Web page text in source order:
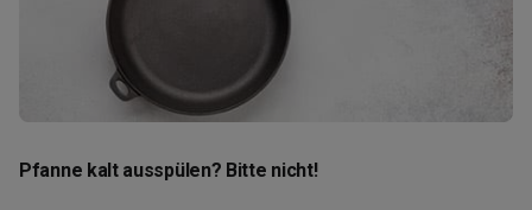
Pfanne kalt ausspülen? Bitte nicht!